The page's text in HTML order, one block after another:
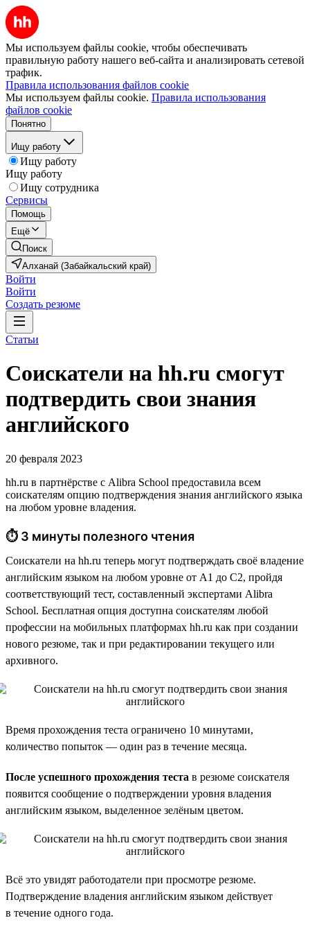
Мы используем файлы cookie, чтобы обеспечивать
правильную работу нашего веб-сайта и анализировать сетевой
трафик.
Правила использования файлов cookie
Мы используем файлы cookie. Правила использования
файлов cookie
Понятно
Ищу работу
Ищу работу
Ищу работу
Ищу сотрудника
Сервисы
Помощь
Ещё
Поиск
Алханай (Забайкальский край)
Войти
Войти
Создать резюме
Статьи
Соискатели на hh.ru смогут
подтвердить свои знания
английского
20 февраля 2023
hh.ru в партнёрстве с Alibra School предоставила всем
соискателям опцию подтверждения знания английского языка
на любом уровне владения.
⏱ 3 минуты полезного чтения
Соискатели на hh.ru теперь могут подтверждать своё владение
английским языком на любом уровне от А1 до С2, пройдя
соответствующий тест, составленный экспертами Alibra
School. Бесплатная опция доступна соискателям любой
профессии на мобильных платформах hh.ru как при создании
нового резюме, так и при редактировании текущего или
архивного.
Время прохождения теста ограничено 10 минутами,
количество попыток — один раз в течение месяца.
После успешного прохождения теста в резюме соискателя
появится сообщение о подтверждении уровня владения
английским языком, выделенное зелёным цветом.
Всё это увидят работодатели при просмотре резюме.
Подтверждение владения английским языком действует
в течение одного года.